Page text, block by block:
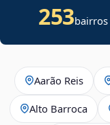
253
Aarão Reis
Alto Barroca